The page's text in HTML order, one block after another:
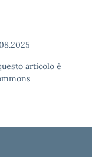
articolo è